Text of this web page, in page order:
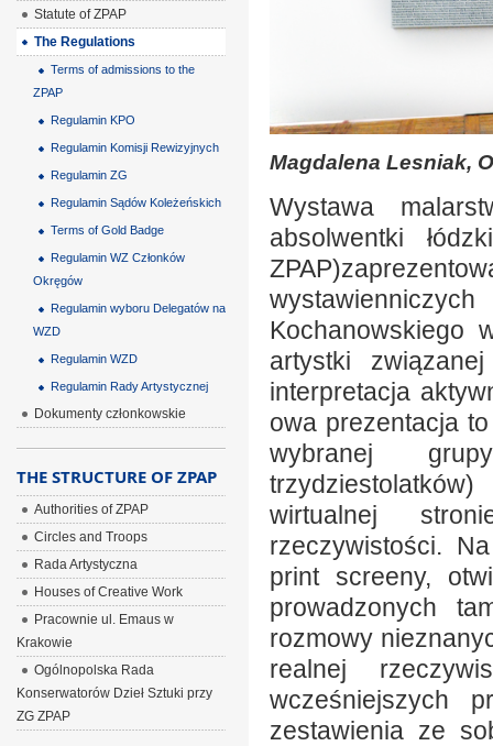
Magdalena Lesniak,
Wystawa
absolwentki
Kochanowskiego
artystki
interpretacja
owa prezentacja
wybranej
wirtualnej
rzeczywistości.
print screeny,
prowadzonych
rozmowy
realnej
wcześniejszych
zestawienia ze
Statute of ZPAP
The Regulations
Terms of admissions to the
ZPAP
Regulamin KPO
Regulamin Komisji Rewizyjnych
Regulamin ZG
Regulamin Sądów Koleżeńskich
Terms of Gold Badge
Regulamin WZ Członków
Okręgów
Regulamin wyboru Delegatów na
WZD
Regulamin WZD
Regulamin Rady Artystycznej
Dokumenty członkowskie
THE STRUCTURE OF ZPAP
Authorities of ZPAP
Circles and Troops
Rada Artystyczna
Houses of Creative Work
Pracownie ul. Emaus w
Krakowie
Ogólnopolska Rada
Konserwatorów Dzieł Sztuki przy
ZG ZPAP